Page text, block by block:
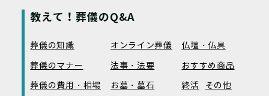
教えて！葬儀のQ&A
葬儀の知識 オンライン葬儀
仏壇・仏具
葬儀のマナー
法事・法要
おすすめ商品
葬儀の費用・相場
お墓・墓石 終活 その他